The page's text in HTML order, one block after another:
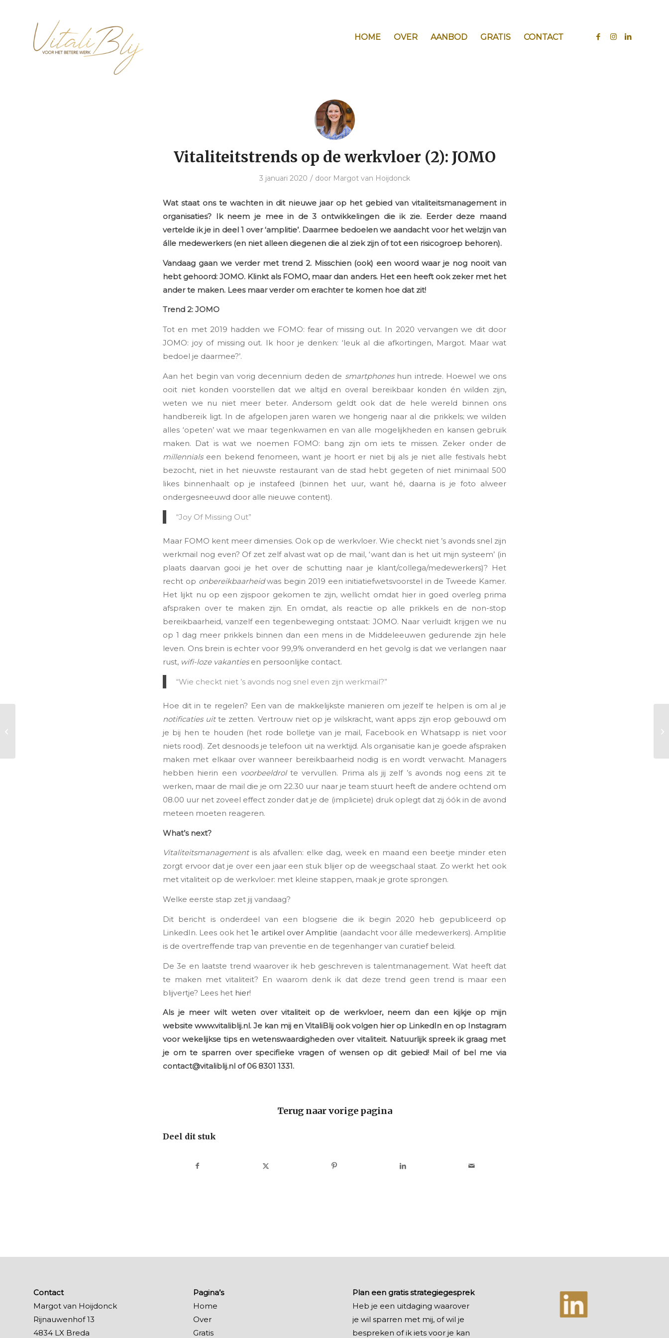
HOME OVER AANBOD GRATIS CONTACT
Vitaliteitstrends op de werkvloer (2): JOMO
3 januari 2020 / door Margot van Hoijdonck
Wat staat ons te wachten in dit nieuwe jaar op het gebied van vitaliteitsmanagement in
organisaties? Ik neem je mee in de 3 ontwikkelingen die ik zie. Eerder deze maand
vertelde ik je in deel 1 over ‘amplitie’. Daarmee bedoelen we aandacht voor het welzijn van
álle medewerkers (en niet alleen diegenen die al ziek zijn of tot een risicogroep behoren).
Vandaag gaan we verder met trend 2. Misschien (ook) een woord waar je nog nooit van
hebt gehoord: JOMO. Klinkt als FOMO, maar dan anders. Het een heeft ook zeker met het
ander te maken. Lees maar verder om erachter te komen hoe dat zit!
Trend 2: JOMO
Tot en met 2019 hadden we FOMO: fear of missing out. In 2020 vervangen we dit door
JOMO: joy of missing out. Ik hoor je denken: ‘leuk al die afkortingen, Margot. Maar wat
bedoel je daarmee?’.
Aan het begin van vorig decennium deden de smartphoneshun intrede. Hoewel we ons
ooit niet konden voorstellen dat we altijd en overal bereikbaar konden én wilden zijn,
weten we nu niet meer beter. Andersom geldt ook dat de hele wereld binnen ons
handbereik ligt. In de afgelopen jaren waren we hongerig naar al die prikkels; we wilden
alles ‘opeten’ wat we maar tegenkwamen en van alle mogelijkheden en kansen gebruik
maken. Dat is wat we noemen FOMO: bang zijn om iets te missen. Zeker onder de
millennialseen bekend fenomeen, want je hoort er niet bij als je niet alle festivals hebt
bezocht, niet in het nieuwste restaurant van de stad hebt gegeten of niet minimaal 500
likes binnenhaalt op je instafeed (binnen het uur, want hé, daarna is je foto alweer
ondergesneeuwd door alle nieuwe content).
“Joy Of Missing Out”
Maar FOMO kent meer dimensies. Ook op de werkvloer. Wie checkt niet ’s avonds snel zijn
werkmail nog even? Of zet zelf alvast wat op de mail, ‘want dan is het uit mijn systeem’ (in
plaats daarvan gooi je het over de schutting naar je klant/collega/medewerkers)? Het
recht op onbereikbaarheidwas begin 2019 een initiatiefwetsvoorstel in de Tweede Kamer.
Het lijkt nu op een zijspoor gekomen te zijn, wellicht omdat hier in goed overleg prima
afspraken over te maken zijn. En omdat, als reactie op alle prikkels en de non-stop
bereikbaarheid, vanzelf een tegenbeweging ontstaat: JOMO. Naar verluidt krijgen we nu
op 1 dag meer prikkels binnen dan een mens in de Middeleeuwen gedurende zijn hele
leven. Ons brein is echter voor 99,9% onveranderd en het gevolg is dat we verlangen naar
rust, wifi-loze vakantiesen persoonlijke contact.
“Wie checkt niet ’s avonds nog snel even zijn werkmail?”
Hoe dit in te regelen? Een van de makkelijkste manieren om jezelf te helpen is om al je
notificaties uitte zetten. Vertrouw niet op je wilskracht, want apps zijn erop gebouwd om
je bij hen te houden (het rode bolletje van je mail, Facebook en Whatsapp is niet voor
niets rood). Zet desnoods je telefoon uit na werktijd. Als organisatie kan je goede afspraken
maken met elkaar over wanneer bereikbaarheid nodig is en wordt verwacht. Managers
hebben hierin een voorbeeldrolte vervullen. Prima als jij zelf ’s avonds nog eens zit te
werken, maar de mail die je om 22.30 uur naar je team stuurt heeft de andere ochtend om
08.00 uur net zoveel effect zonder dat je de (impliciete) druk oplegt dat zij óók in de avond
meteen moeten reageren.
What’s next?
Vitaliteitsmanagementis als afvallen: elke dag, week en maand een beetje minder eten
zorgt ervoor dat je over een jaar een stuk blijer op de weegschaal staat. Zo werkt het ook
met vitaliteit op de werkvloer: met kleine stappen, maak je grote sprongen.
Welke eerste stap zet jij vandaag?
Dit bericht is onderdeel van een blogserie die ik begin 2020 heb gepubliceerd op
LinkedIn. Lees ook het1e artikel over Amplitie (aandacht voor álle medewerkers). Amplitie
is de overtreffende trap van preventie en de tegenhanger van curatief beleid.
De 3e en laatste trend waarover ik heb geschreven is talentmanagement. Wat heeft dat
te maken met vitaliteit? En waarom denk ik dat deze trend geen trend is maar een
blijvertje? Lees het hier!
Als je meer wilt weten over vitaliteit op de werkvloer, neem dan een kijkje op mijn
website www.vitaliblij.nl. Je kan mij en VitaliBlij ook volgen hier op LinkedIn en op Instagram
voor wekelijkse tips en wetenswaardigheden over vitaliteit. Natuurlijk spreek ik graag met
je om te sparren over specifieke vragen of wensen op dit gebied! Mail of bel me via
contact@vitaliblij.nl of 06 8301 1331.
Terug naar vorige pagina
Deel dit stuk
Contact
Margot van Hoijdonck
Rijnauwenhof 13
4834 LX Breda
Pagina’s
Home
Over
Gratis
Plan een gratis strategiegesprek
Heb je een uitdaging waarover
je wil sparren met mij, of wil je
bespreken of ik iets voor je kan